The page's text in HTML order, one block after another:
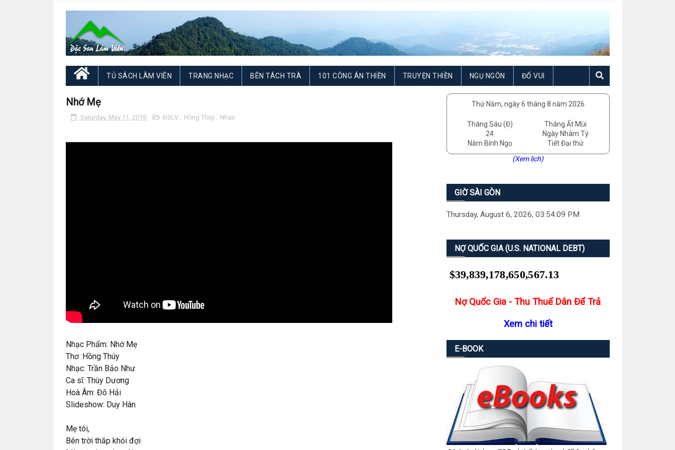
TỦ SÁCH LÂM VIÊN TRANG NHẠC BÊN TÁCH TRÀ 101 CÔNG ÁN THIỀN TRUYỆN THIỀN NGỤ NGÔN ĐỐ VUI
Nhớ Mẹ
Saturday, May 11, 2019 ĐSLV , Hồng Thúy , Nhạc
Nhạc Phẩm: Nhớ Mẹ
Thơ :Hồng Thúy
Nhạc: Trần Bảo Như
Ca sĩ: Thùy Dương
Hoà Âm: Đõ Hải
Slideshow: Duy Hân
Mẹ tôi,
Bên trời thắp khói đợi
Thứ Năm, ngày 6 tháng 8 năm 2026
Tháng Sáu (Đ)
24
Năm Bính Ngọ
Tháng Ất Mùi
Ngày Nhâm Tý
Tiết Đại thử
(Xem lịch)
GIỜ SÀI GÒN
Thursday, August 6, 2026, 03:54:10 PM
NỢ QUỐC GIA (U.S. NATIONAL DEBT)
Nợ Quốc Gia - Thu Thuế Dân Để Trả
Xem chi tiết
E-BOOK